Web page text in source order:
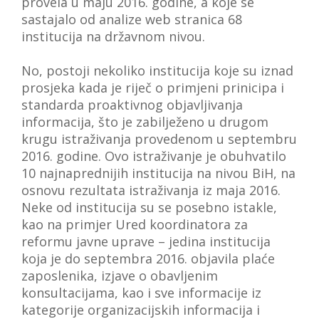
sastajalo od analize web stranica 68
institucija na državnom nivou.
No, postoji nekoliko institucija koje su iznad
prosjeka kada je riječ o primjeni prinicipa i
standarda proaktivnog objavljivanja
informacija, što je zabilježeno u drugom
krugu istraživanja provedenom u septembru
2016. godine. Ovo istraživanje je obuhvatilo
10 najnaprednijih institucija na nivou BiH, na
osnovu rezultata istraživanja iz maja 2016.
Neke od institucija su se posebno istakle,
kao na primjer Ured koordinatora za
reformu javne uprave – jedina institucija
koja je do septembra 2016. objavila plaće
zaposlenika, izjave o obavljenim
konsultacijama, kao i sve informacije iz
kategorije organizacijskih informacija i